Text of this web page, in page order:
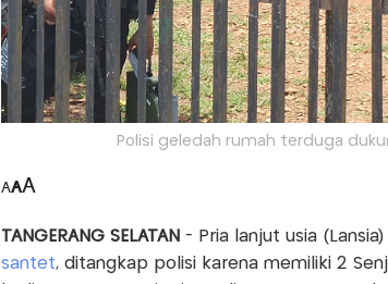
Polisi geledah rumah terduga
AAA
TANGERANG SELATAN - Pria lanjut usia
santet, ditangkap polisi karena memiliki 2